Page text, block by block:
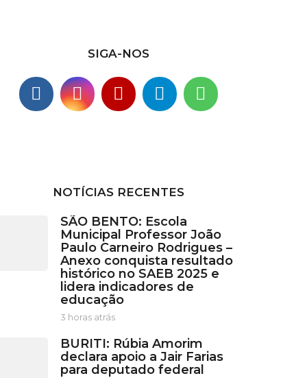
SIGA-NOS
NOTÍCIAS RECENTES
SÃO BENTO: Escola
Municipal Professor João
Paulo Carneiro Rodrigues –
Anexo conquista resultado
histórico no SAEB 2025 e
lidera indicadores de
educação
3 horas atrás
o
r
a
BURITI: Rúbia Amorim
declara apoio a Jair Farias
para deputado federal